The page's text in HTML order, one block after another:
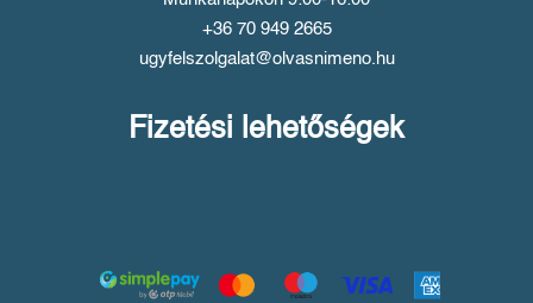
+36 70 949 2665
ugyfelszolgalat@olvasnimeno.hu
Fizetési lehetőségek